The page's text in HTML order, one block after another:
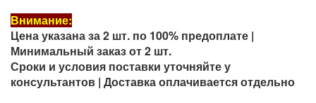
Внимание:
Цена указана за 2 шт. по 100% предоплате |
Минимальный заказ от 2 шт.
Сроки и условия поставки уточняйте у
консультантов | Доставка оплачивается отдельно